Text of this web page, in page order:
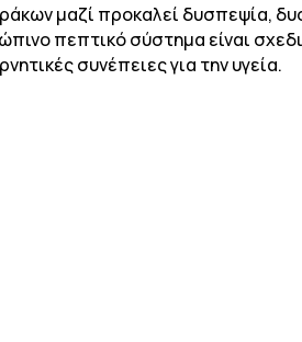
μαζί προκαλεί δυσπεψία,
πεπτικό σύστημα είναι
συνέπειες για την υγεία.